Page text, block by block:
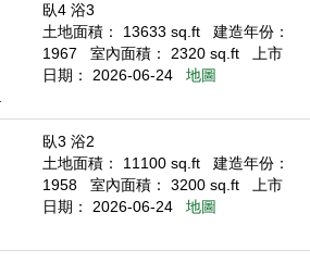
臥4 浴3
土地面積： 13633 sq.ft
建造年份：
1967
室內面積： 2320 sq.ft
上市
日期： 2026-06-24
地圖
臥3 浴2
土地面積： 11100 sq.ft
建造年份：
1958
室內面積： 3200 sq.ft
上市
日期： 2026-06-24
地圖